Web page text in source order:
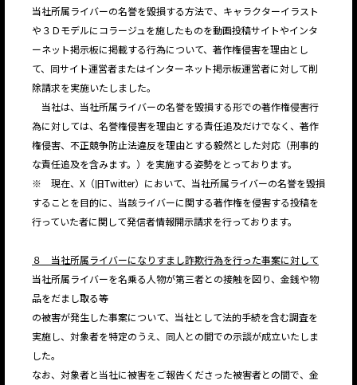
当社所属ライバーの名誉を毀損する方法で、キャラクターイラスト
や３Ｄモデルにコラージュを施したものを動画投稿サイトやインタ
ーネット掲示板に掲載する行為について、著作権侵害を理由とし
て、同サイト運営者またはインターネット掲示板運営者に対して削
除請求を実施いたしました。
当社は、当社所属ライバーの名誉を毀損する形での著作権侵害行
為に対しては、名誉権侵害を理由とする責任追及だけでなく、著作
権侵害、不正競争防止法違反を理由とする毅然とした対応（刑事的
な責任追及を含みます。）を実施する姿勢をとっております。
※ 現在、X（旧Twitter）において、当社所属ライバーの名誉を毀損
することを目的に、当該ライバーに関する著作権を侵害する投稿を
行っていた者に関して発信者情報開示請求を行っております。
８ 当社所属ライバーになりすまし詐欺行為を行った事案に対して
当社所属ライバーを名乗る人物が第三者との接触を図り、金銭や物
品をだまし取る等
の被害が発生した事案について、当社として法的手続を含む調査を
実施し、対象者を特定のうえ、同人との間での示談が成立いたしま
した。
なお、対象者と当社に被害をご報告くださった被害者との間で、金